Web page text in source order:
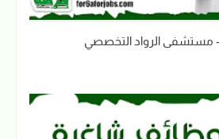
– مستشفى الرواد التخصصي